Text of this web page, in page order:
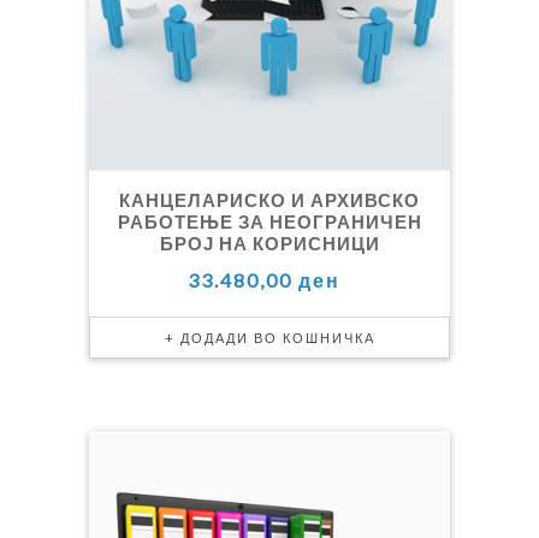
КАНЦЕЛАРИСКО И АРХИВСКО
РАБОТЕЊЕ ЗА НЕОГРАНИЧЕН
БРОЈ НА КОРИСНИЦИ
33.480,00 ден